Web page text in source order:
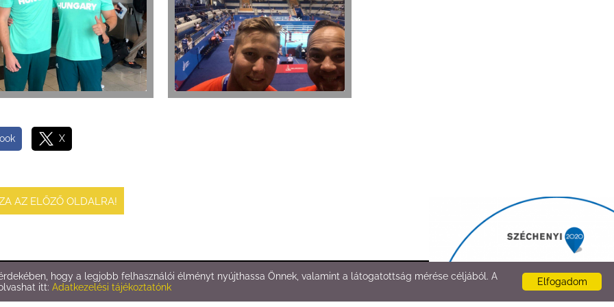
X
AZ ELŐZŐ OLDALRA!
Oldal információklAdatkezelési tájékoztató lImpresszum Elfogadom
hogy a legjobb felhasználói élményt nyújthassa Önnek, valamint a látogatottság mérése céljából. A
itt: Adatkezelési tájékoztatónk